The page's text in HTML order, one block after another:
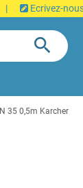
| Ecrivez-
search
35 0,5m Karcher